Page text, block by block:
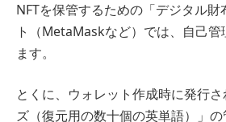
NFTを保管するための「デジタル財
ト（MetaMaskなど）では、自己
ます。
とくに、ウォレット作成時に発行
ズ（復元用の数十個の英単語）」